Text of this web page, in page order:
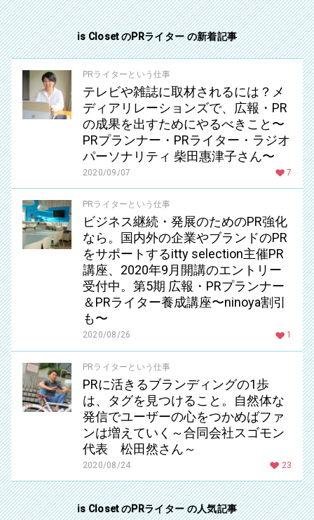
is Closet のPRライター の新着記事
PRライターという仕事
テレビや雑誌に取材されるには？メ
ディアリレーションズで、広報・PR
の成果を出すためにやるべきこと〜
PRプランナー・PRライター・ラジオ
パーソナリティ 柴田惠津子さん〜
2020/09/07 7
PRライターという仕事
ビジネス継続・発展のためのPR強化
なら。国内外の企業やブランドのPR
をサポートするitty selection主催PR
講座、2020年9月開講のエントリー
受付中。第5期 広報・PRプランナー
＆PRライター養成講座〜ninoya割引
も〜
2020/08/26 1
PRライターという仕事
PRに活きるブランディングの1歩
は、タグを見つけること。自然体な
発信でユーザーの心をつかめばファ
ンは増えていく～合同会社スゴモン
代表 松田然さん～
2020/08/24 23
is Closet のPRライター の人気記事